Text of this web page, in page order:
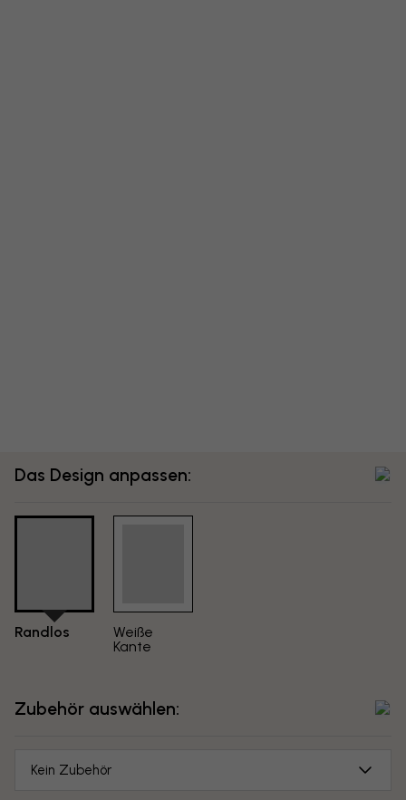
Das Design anpassen:
Randlos
Weiße
Kante
Zubehör auswählen:
Kein Zubehör